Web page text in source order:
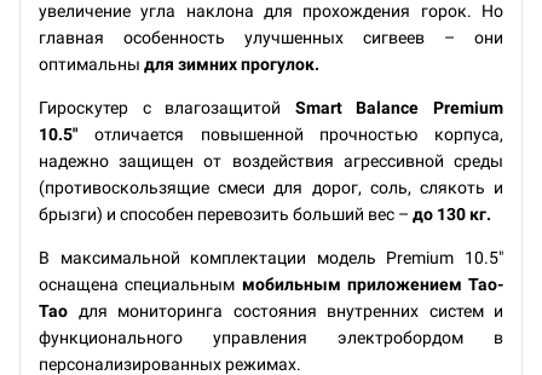
увеличение угла наклона для прохождения горок. Но
главная особенность улучшенных сигвеев – они
оптимальны для зимних прогулок.
Гироскутер с влагозащитой Smart Balance Premium
10.5" отличается повышенной прочностью корпуса,
надежно защищен от воздействия агрессивной среды
(противоскользящие смеси для дорог, соль, слякоть и
брызги) и способен перевозить больший вес – до 130 кг.
В максимальной комплектации модель Premium 10.5"
оснащена специальным мобильным приложением Tao-
Tao для мониторинга состояния внутренних систем и
функционального управления электробордом в
персонализированных режимах.